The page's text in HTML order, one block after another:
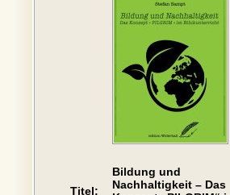
Titel:
Bildung und
Nachhaltigkeit – Das